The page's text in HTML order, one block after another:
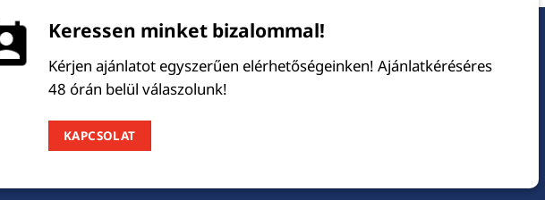
Keressen minket bizalommal!
Kérjen ajánlatot egyszerűen elérhetőségeinken! Ajánlatkéréséres
48 órán belül válaszolunk!
KAPCSOLAT